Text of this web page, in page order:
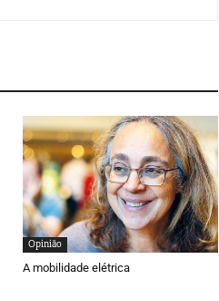
Opinião
A mobilidade elétrica